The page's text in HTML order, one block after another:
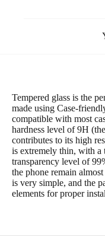
Tempered glass is the
made using Case-
compatible with most
hardness level of 9H
contributes to its high
is extremely thin, with a
transparency level of
the phone remain
is very simple, and the
elements for proper